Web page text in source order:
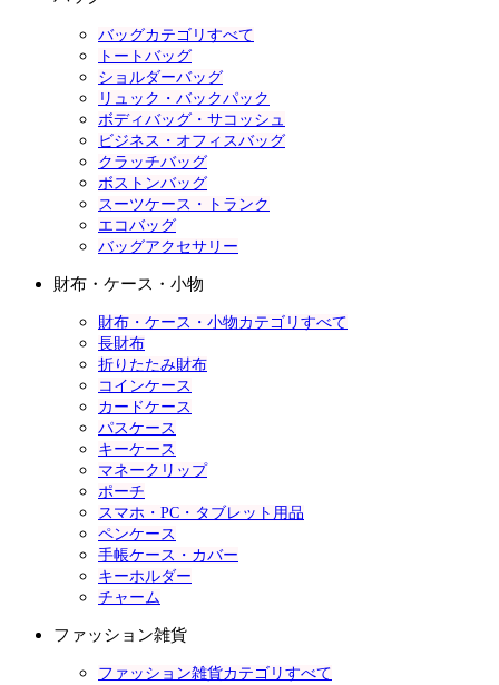
バッグカテゴリすべて
トートバッグ
ショルダーバッグ
リュック・バックパック
ボディバッグ・サコッシュ
ビジネス・オフィスバッグ
クラッチバッグ
ボストンバッグ
スーツケース・トランク
エコバッグ
バッグアクセサリー
財布・ケース・小物
財布・ケース・小物カテゴリすべて
長財布
折りたたみ財布
コインケース
カードケース
パスケース
キーケース
マネークリップ
ポーチ
スマホ・PC・タブレット用品
ペンケース
手帳ケース・カバー
キーホルダー
チャーム
ファッション雑貨
ファッション雑貨カテゴリすべて